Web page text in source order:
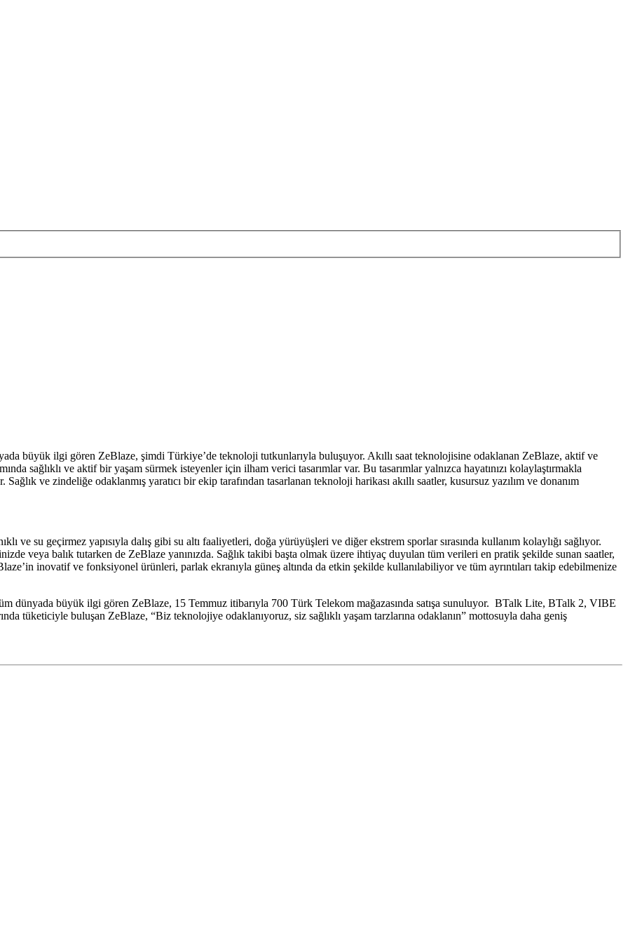
büyük ilgi gören ZeBlaze, şimdi Türkiye’de teknoloji tutkunlarıyla buluşuyor. Akıllı saat teknolojisine odaklanan ZeBlaze, aktif ve
sağlıklı ve aktif bir yaşam sürmek isteyenler için ilham verici tasarımlar var. Bu tasarımlar yalnızca hayatınızı kolaylaştırmakla
ve zindeliğe odaklanmış yaratıcı bir ekip tarafından tasarlanan teknoloji harikası akıllı saatler, kusursuz yazılım ve donanım
ve su geçirmez yapısıyla dalış gibi su altı faaliyetleri, doğa yürüyüşleri ve diğer ekstrem sporlar sırasında kullanım kolaylığı sağlıyor.
veya balık tutarken de ZeBlaze yanınızda. Sağlık takibi başta olmak üzere ihtiyaç duyulan tüm verileri en pratik şekilde sunan saatler,
inovatif ve fonksiyonel ürünleri, parlak ekranıyla güneş altında da etkin şekilde kullanılabiliyor ve tüm ayrıntıları takip edebilmenize
dünyada büyük ilgi gören ZeBlaze, 15 Temmuz itibarıyla 700 Türk Telekom mağazasında satışa sunuluyor. BTalk Lite, BTalk 2, VIBE
tüketiciyle buluşan ZeBlaze, “Biz teknolojiye odaklanıyoruz, siz sağlıklı yaşam tarzlarına odaklanın” mottosuyla daha geniş